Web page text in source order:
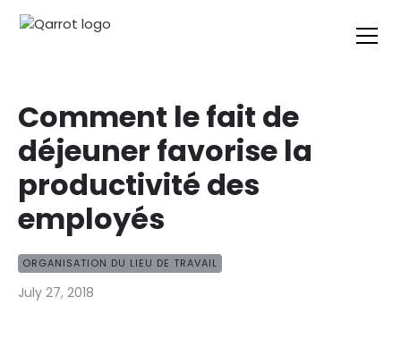
Comment le fait de
déjeuner favorise la
productivité des
employés
ORGANISATION DU LIEU DE TRAVAIL
July 27, 2018